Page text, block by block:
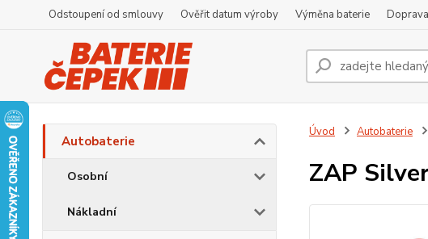
Odstoupení od smlouvy Ověřit datum výroby Výměna baterie Doprava
Autobaterie
Osobní
Nákladní
Úvod Autobaterie
ZAP